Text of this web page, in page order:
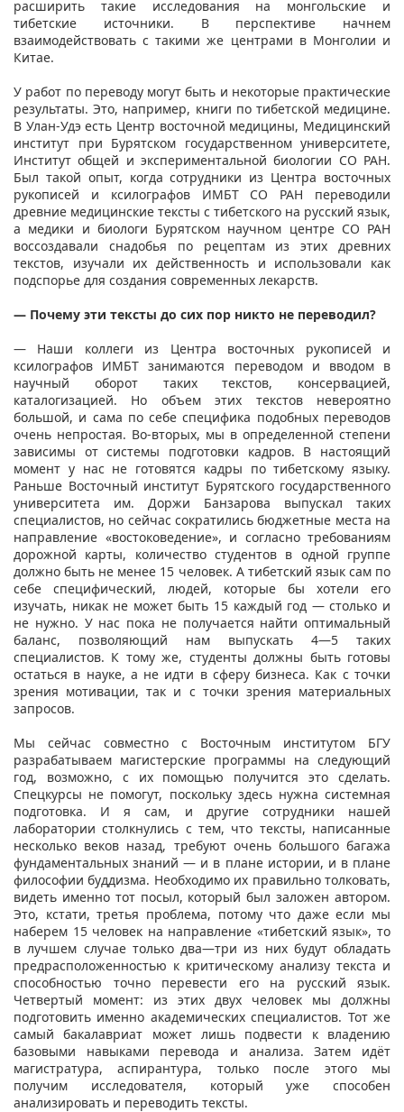
расширить такие исследования на монгольские и
тибетские источники. В перспективе начнем
взаимодействовать с такими же центрами в Монголии и
Китае.
У работ по переводу могут быть и некоторые практические
результаты. Это, например, книги по тибетской медицине.
В Улан-Удэ есть Центр восточной медицины, Медицинский
институт при Бурятском государственном университете,
Институт общей и экспериментальной биологии СО РАН.
Был такой опыт, когда сотрудники из Центра восточных
рукописей и ксилографов ИМБТ СО РАН переводили
древние медицинские тексты с тибетского на русский язык,
а медики и биологи Бурятском научном центре СО РАН
воссоздавали снадобья по рецептам из этих древних
текстов, изучали их действенность и использовали как
подспорье для создания современных лекарств.
— Почему эти тексты до сих пор никто не переводил?
— Наши коллеги из Центра восточных рукописей и
ксилографов ИМБТ занимаются переводом и вводом в
научный оборот таких текстов, консервацией,
каталогизацией. Но объем этих текстов невероятно
большой, и сама по себе специфика подобных переводов
очень непростая. Во-вторых, мы в определенной степени
зависимы от системы подготовки кадров. В настоящий
момент у нас не готовятся кадры по тибетскому языку.
Раньше Восточный институт Бурятского государственного
университета им. Доржи Банзарова выпускал таких
специалистов, но сейчас сократились бюджетные места на
направление «востоковедение», и согласно требованиям
дорожной карты, количество студентов в одной группе
должно быть не менее 15 человек. А тибетский язык сам по
себе специфический, людей, которые бы хотели его
изучать, никак не может быть 15 каждый год — столько и
не нужно. У нас пока не получается найти оптимальный
баланс, позволяющий нам выпускать 4—5 таких
специалистов. К тому же, студенты должны быть готовы
остаться в науке, а не идти в сферу бизнеса. Как с точки
зрения мотивации, так и с точки зрения материальных
запросов.
Мы сейчас совместно с Восточным институтом БГУ
разрабатываем магистерские программы на следующий
год, возможно, с их помощью получится это сделать.
Спецкурсы не помогут, поскольку здесь нужна системная
подготовка. И я сам, и другие сотрудники нашей
лаборатории столкнулись с тем, что тексты, написанные
несколько веков назад, требуют очень большого багажа
фундаментальных знаний — и в плане истории, и в плане
философии буддизма. Необходимо их правильно толковать,
видеть именно тот посыл, который был заложен автором.
Это, кстати, третья проблема, потому что даже если мы
наберем 15 человек на направление «тибетский язык», то
в лучшем случае только два—три из них будут обладать
предрасположенностью к критическому анализу текста и
способностью точно перевести его на русский язык.
Четвертый момент: из этих двух человек мы должны
подготовить именно академических специалистов. Тот же
самый бакалавриат может лишь подвести к владению
базовыми навыками перевода и анализа. Затем идёт
магистратура, аспирантура, только после этого мы
получим исследователя, который уже способен
анализировать и переводить тексты.